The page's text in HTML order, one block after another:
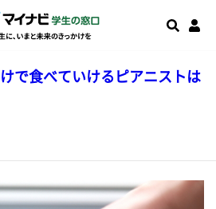
で食べていけるピアニストは